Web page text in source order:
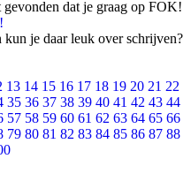
dat je graag op FOK!
je daar leuk over schrijven?
13 14 15 16 17 18 19 20 21 22
35 36 37 38 39 40 41 42 43 44
57 58 59 60 61 62 63 64 65 66
79 80 81 82 83 84 85 86 87 88